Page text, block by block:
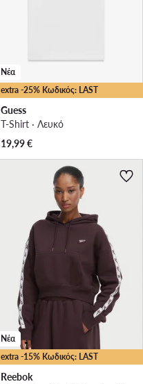
extra -25% Κωδικός: LAST
Νέα
Guess
T-Shirt · Λευκό
19,99€
extra -15% Κωδικός: LAST
Νέα
Reebok